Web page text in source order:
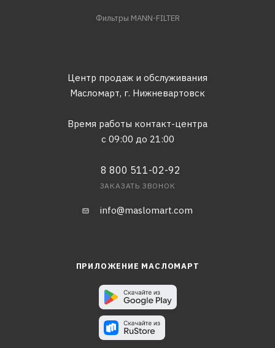
Фильтры MANN-FILTER
Центр продаж и обслуживания
Масломарт, г. Нижневартовск
Время работы контакт-центра
с 09:00 до 21:00
8 800 511-02-92
ЗАКАЗАТЬ ЗВОНОК
info@maslomart.com
ПРИЛОЖЕНИЕ МАСЛОМАРТ